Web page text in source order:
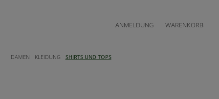
ANMELDUNG WARENKORB
DAMEN KLEIDUNG SHIRTS UND TOPS